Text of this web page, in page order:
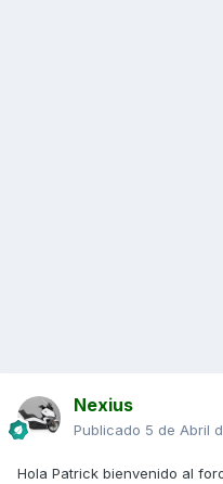
Nexius
Publicado 5 de Abril
Hola Patrick bienvenido al